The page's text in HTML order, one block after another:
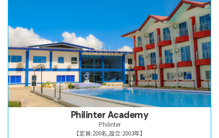
Philinter Academy
Philinter
【定員:200名,設立:2003年】